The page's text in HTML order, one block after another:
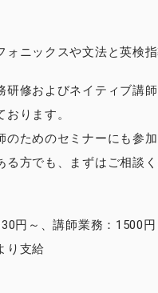
ォニックスや文法と英検
研修およびネイティブ講
ります。
のためのセミナーにも参加
方でも、まずはご相談く
円～、講師業務：1500円
り支給